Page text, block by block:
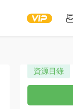
資源目錄